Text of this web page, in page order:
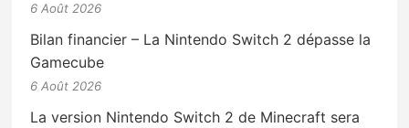
6 Août 2026
Bilan financier – La Nintendo Switch 2 dépasse la
Gamecube
6 Août 2026
La version Nintendo Switch 2 de Minecraft sera